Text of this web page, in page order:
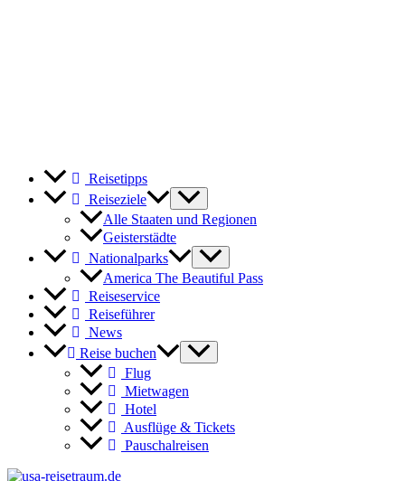
Reisetipps
Reiseziele
Alle Staaten und Regionen
Geisterstädte
Nationalparks
America The Beautiful Pass
Reiseservice
Reiseführer
News
Reise buchen
Flug
Mietwagen
Hotel
Ausflüge & Tickets
Pauschalreisen